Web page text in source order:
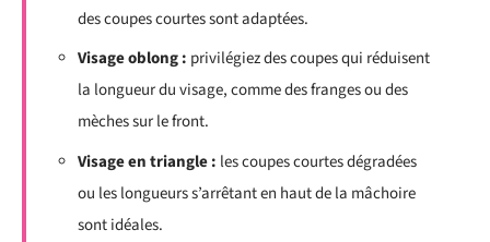
des coupes courtes sont adaptées.
Visage oblong : privilégiez des coupes qui réduisent
la longueur du visage, comme des franges ou des
mèches sur le front.
Visage en triangle : les coupes courtes dégradées
ou les longueurs s’arrêtant en haut de la mâchoire
sont idéales.